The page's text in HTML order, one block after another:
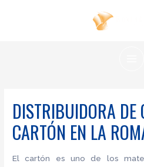
DISTRIBUIDORA DE
CARTÓN EN LA
El cartón es uno de los